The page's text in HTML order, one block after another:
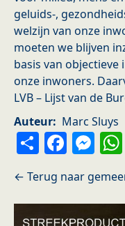
geluids-,
welzijn van onze
moeten we blijven
basis van
onze inwoners.
LVB – Lijst van de
Auteur
Marc Sluys
Share